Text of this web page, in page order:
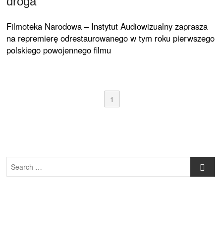
Filmoteka Narodowa – Instytut Audiowizualny zaprasza
na repremierę odrestaurowanego w tym roku pierwszego
polskiego powojennego filmu
1
Search
…